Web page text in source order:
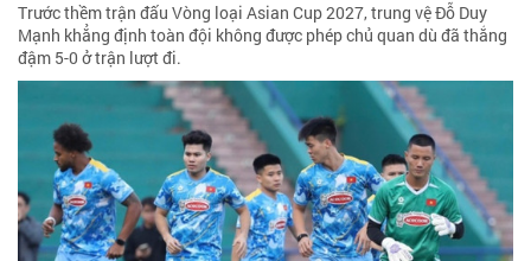
Trước thềm trận đấu Vòng loại Asian Cup 2027, trung vệ Đỗ Duy
Mạnh khẳng định toàn đội không được phép chủ quan dù đã thắng
đậm 5-0 ở trận lượt đi.